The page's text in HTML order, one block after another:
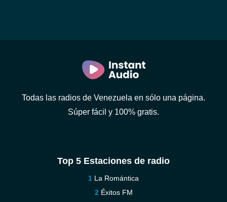
Todas las radios de Venezuela en sólo una página.
Súper fácil y 100% gratis.
Top 5 Estaciones de radio
La Romántica
Éxitos FM